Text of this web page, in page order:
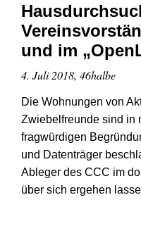
und im
4. Juli 2018, 46halbe
Die Wohnungen von
Zwiebelfreunde sind in
fragwürdigen
und Datenträger
Ableger des CCC im
über sich ergehen